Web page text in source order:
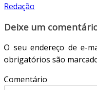
Redação
Deixe um
O seu endereço de e-
obrigatórios são